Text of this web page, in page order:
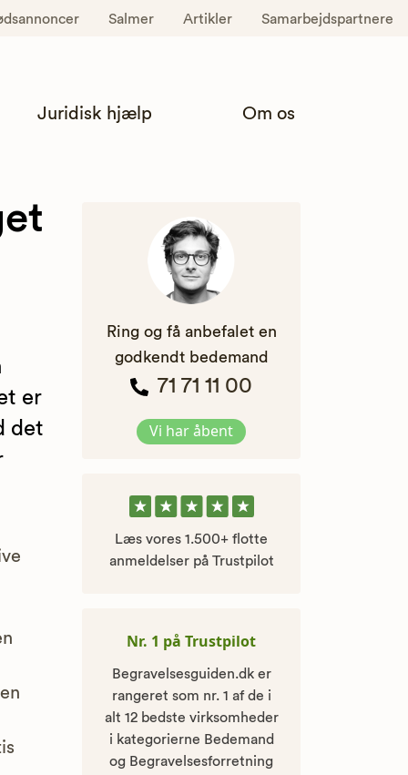
Salmer Artikler Samarbejdspartnere
Juridisk hjælp Om os
er
det
Ring og få anbefalet en
godkendt bedemand
71 71 11 00
Vi har åbent
Læs vores 1.500+ flotte
anmeldelser på Trustpilot
Nr. 1 på Trustpilot
Begravelsesguiden.dk er
rangeret som nr. 1 af de i
alt 12 bedste virksomheder
i kategorierne Bedemand
og Begravelsesforretning